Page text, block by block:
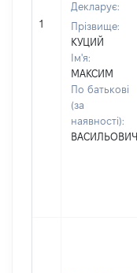
1
Декларує:
Прізвище:
КУЦИЙ
Ім'я:
МАКСИМ
По батькові
(за
наявності):
ВАСИЛЬОВИЧ